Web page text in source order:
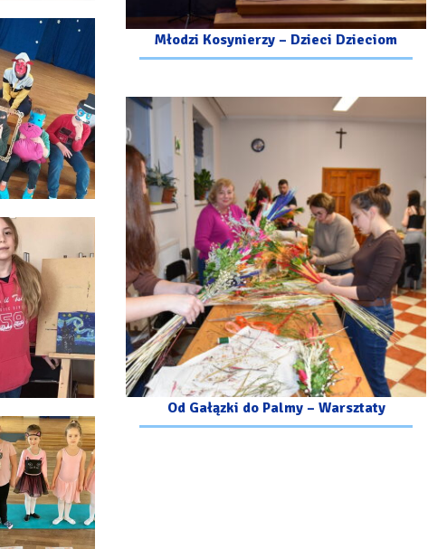
Młodzi Kosynierzy – Dzieci Dzieciom
Od Gałązki do Palmy – Warsztaty